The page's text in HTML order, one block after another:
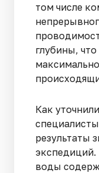
том числе
глубины,
Как
результаты
экспедиций.
воды